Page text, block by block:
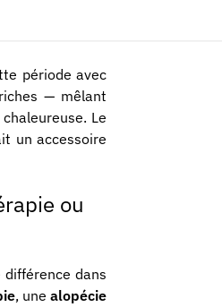
période avec
— mêlant
Le
un accessoire
ou
dans
, unealopécie